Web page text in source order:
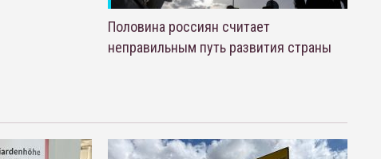
Половина россиян считает
неправильным путь развития страны